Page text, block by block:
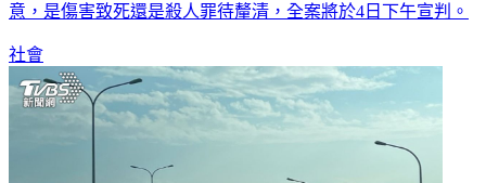
意，是傷害致死還是殺人罪待釐清，全案將於4日下午宣判。
社會